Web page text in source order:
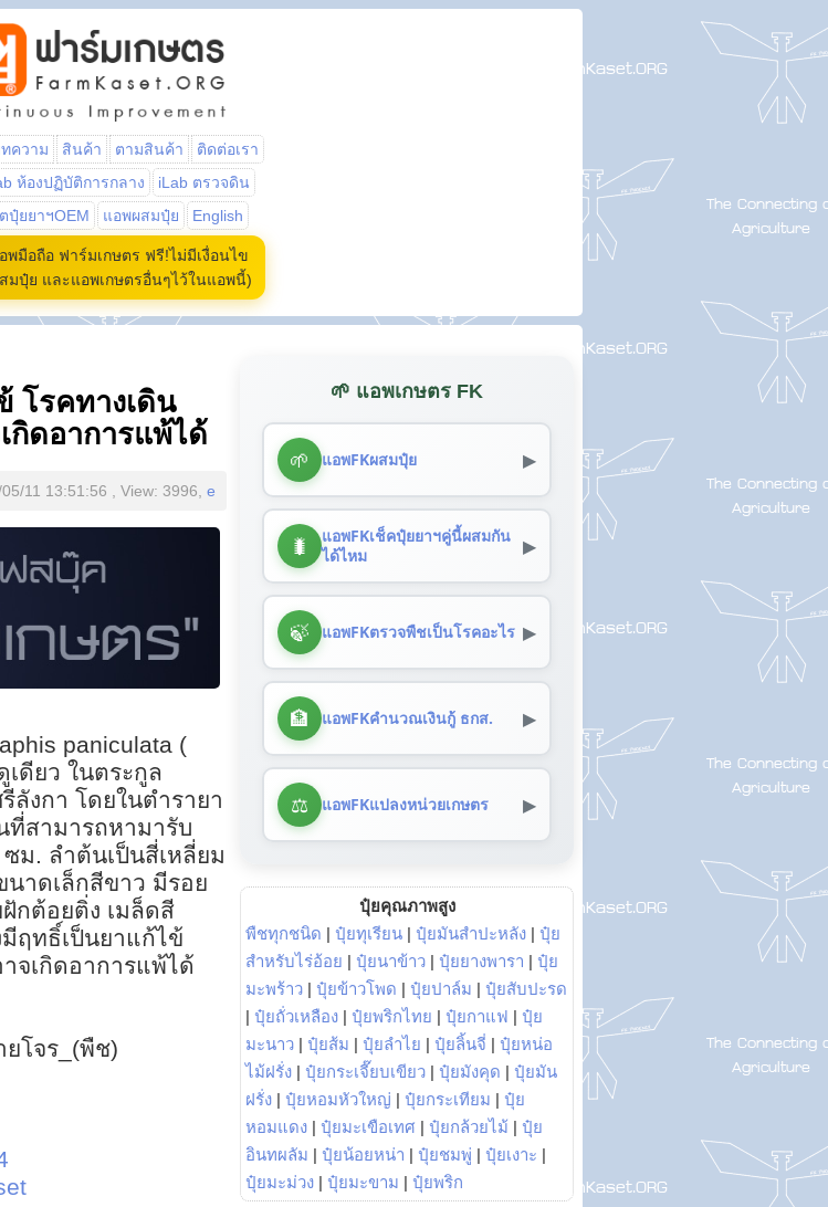
ความ สินค้า ตามสินค้า
ติดต่อเรา
ห้องปฏิบัติการกลาง
iLab ตรวจดิน
ปุ๋ยยาฯOEM
แอพผสมปุ๋ย English
พมือถือ ฟาร์มเกษตร ฟรี!ไม่มีเงื่อนไข
มปุ๋ย และแอพเกษตรอื่นๆไว้ในแอพนี้)
โรคทางเดิน
กิดอาการแพ้ได้
11 13:51:56 , View: 3996, e
paniculata (
ดียว ในตระกูล
ลังกา โดยในตำรายา
ที่สามารถหามารับ
ม. ลำต้นเป็นสี่เหลี่ยม
าดเล็กสีขาว มีรอย
กต้อยติ่ง เมล็ดสี
ฤทธิ์เป็นยาแก้ไข้
จเกิดอาการแพ้ได้
โจร_(พืช)
🌱 แอพเกษตร FK
🌱 แอพFKผสมปุ๋ย ▶
🐛
แอพFKเช็คปุ๋ยยาฯคู่นี้ผสมกัน
ได้ไหม
▶
🍃 แอพFKตรวจพืชเป็นโรคอะไร ▶
🏦 แอพFKคำนวณเงินกู้ ธกส. ▶
⚖️ แอพFKแปลงหน่วยเกษตร ▶
ปุ๋ยคุณภาพสูง
พืชทุกชนิด | ปุ๋ยทุเรียน | ปุ๋ยมันสำปะหลัง | ปุ๋ย
สำหรับไร่อ้อย | ปุ๋ยนาข้าว | ปุ๋ยยางพารา | ปุ๋ย
มะพร้าว | ปุ๋ยข้าวโพด | ปุ๋ยปาล์ม | ปุ๋ยสับปะรด
| ปุ๋ยถั่วเหลือง | ปุ๋ยพริกไทย | ปุ๋ยกาแฟ | ปุ๋ย
มะนาว | ปุ๋ยส้ม | ปุ๋ยลำไย | ปุ๋ยลิ้นจี่ | ปุ๋ยหน่อ
ไม้ฝรั่ง | ปุ๋ยกระเจี๊ยบเขียว | ปุ๋ยมังคุด | ปุ๋ยมัน
ฝรั่ง | ปุ๋ยหอมหัวใหญ่ | ปุ๋ยกระเทียม | ปุ๋ย
หอมแดง | ปุ๋ยมะเขือเทศ | ปุ๋ยกล้วยไม้ | ปุ๋ย
อินทผลัม | ปุ๋ยน้อยหน่า | ปุ๋ยชมพู่ | ปุ๋ยเงาะ |
ปุ๋ยมะม่วง | ปุ๋ยมะขาม | ปุ๋ยพริก